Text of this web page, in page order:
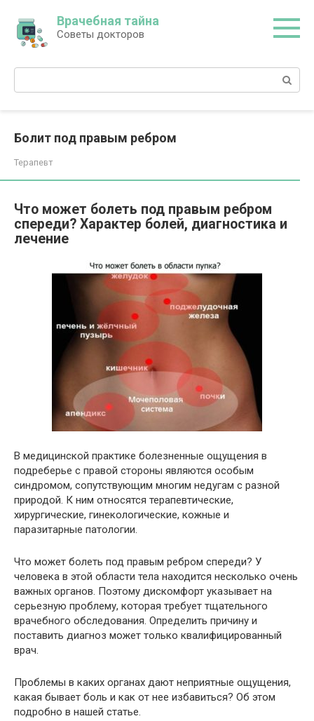
контенту
Врачебная тайна
Советы докторов
Поиск:
Болит под правым ребром
Терапевт
Что может болеть под правым ребром
спереди? Характер болей, диагностика и
лечение
В медицинской практике болезненные ощущения в
подреберье с правой стороны являются особым
синдромом, сопутствующим многим недугам с разной
природой. К ним относятся терапевтические,
хирургические, гинекологические, кожные и
паразитарные патологии.
Что может болеть под правым ребром спереди? У
человека в этой области тела находится несколько очень
важных органов. Поэтому дискомфорт указывает на
серьезную проблему, которая требует тщательного
врачебного обследования. Определить причину и
поставить диагноз может только квалифицированный
врач.
Проблемы в каких органах дают неприятные ощущения,
какая бывает боль и как от нее избавиться? Об этом
подробно в нашей статье.